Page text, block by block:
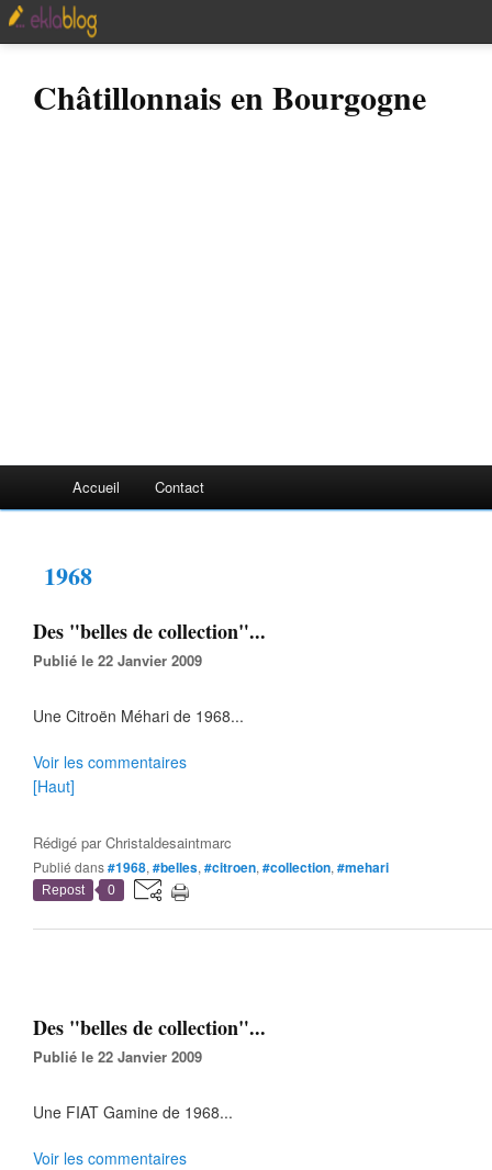
Châtillonnais en Bourgogne
Accueil Contact
1968
Des "belles de collection"...
Publié le 22 Janvier 2009
Une Citroën Méhari de 1968...
Voir les commentaires
[Haut]
Rédigé parChristaldesaintmarc
Publié dans#1968, #belles, #citroen, #collection, #mehari
Repost 0
Des "belles de collection"...
Publié le 22 Janvier 2009
Une FIAT Gamine de 1968...
Voir les commentaires